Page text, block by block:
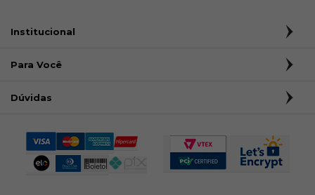
Institucional
Para Você
Dúvidas